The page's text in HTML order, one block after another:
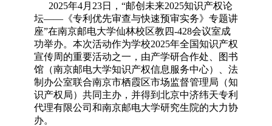
2025年4月23日
， “邮创未来2025知识产权论
坛——《专利优先审查与快速预审实务》专题讲
座”在南京邮电大学仙林校区教四-428会议室成
功举办。本次活动作为学校2025年全国知识产权
宣传周的重要活动之一，由产学研合作处、图书
馆（南京邮电大学知识产权信息服务中心）、法
制办公室联合南京市栖霞区市场监督管理局（知
识产权局）共同主办，并得到北京中济纬天专利
代理有限公司和南京邮电大学研究生院的大力协
办。